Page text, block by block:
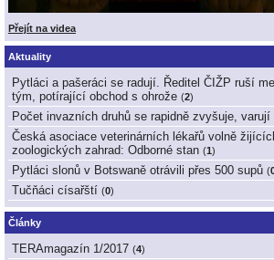
Přejít na videa
Aktuality
Pytláci a pašeráci se radují. Ředitel ČIŽP ruší
tým, potírající obchod s ohrože (2)
Počet invazních druhů se rapidně zvyšuje, varují
Česká asociace veterinárních lékařů volně
zoologických zahrad: Odborné stan (1)
Pytláci slonů v Botswaně otrávili přes 500 supů (
Tučňáci císařští (0)
Články
TERAmagazín 1/2017 (4)